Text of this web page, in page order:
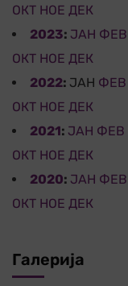
ОКТ НОЕ ДЕК
2023: ЈАН ФЕВ
ОКТ НОЕ ДЕК
2022: ЈАН ФЕВ
ОКТ НОЕ ДЕК
2021: ЈАН ФЕВ
ОКТ НОЕ ДЕК
2020: ЈАН ФЕВ
ОКТ НОЕ ДЕК
Галерија